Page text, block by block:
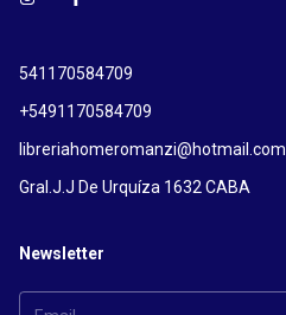
541170584709
+5491170584709
libreriahomeromanzi@hotmail.com
Gral.J.J De Urquíza 1632 CABA
Newsletter